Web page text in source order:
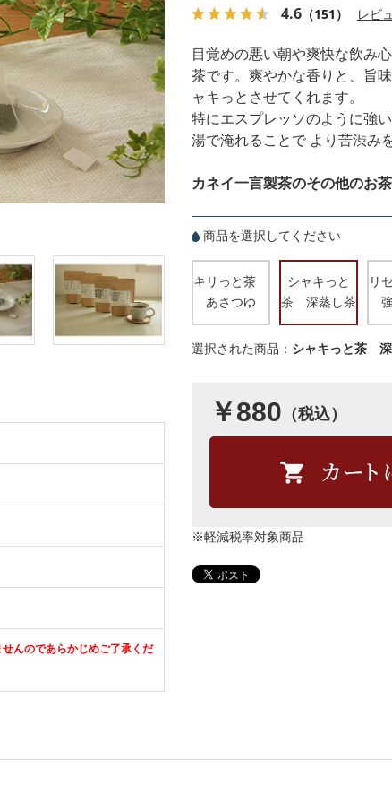
んのであらかじめご了承くだ
4.6 （151） レビ
目覚めの悪い朝や爽快な飲み
茶です。爽やかな香りと、旨
ャキっとさせてくれます。
特にエスプレッソのように強
湯で淹れることで より苦渋み
カネイ一言製茶のその他のお
商品を選択してください
キリっと茶
あさつゆ
シャキっと
茶 深蒸し茶
リ
強
選択された商品： シャキっと茶
￥880 （税込）
※軽減税率対象商品